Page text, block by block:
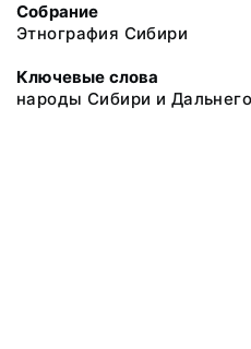
Собрание
Этнография Сибири
Ключевые слова
народы Сибири и